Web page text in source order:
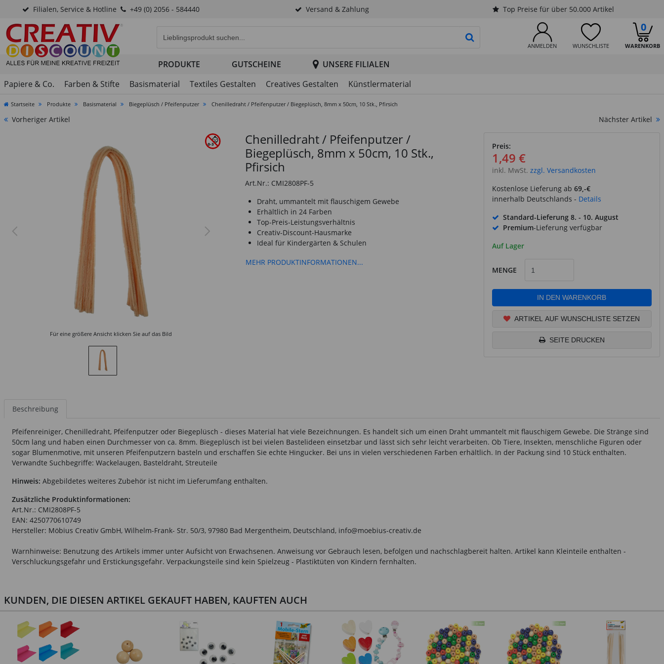
Filialen, Service & Hotline +49 (0) 2056 - 584440 Versand & Zahlung Top Preise für über 50.000 Artikel
ANMELDEN WUNSCHLISTE WARENKORB
0
PRODUKTSUCHE STARTEN
PRODUKTE GUTSCHEINE
UNSERE FILIALEN
Papiere & Co.
Farben & Stifte Basismaterial Textiles Gestalten Creatives Gestalten Künstlermaterial
Startseite Produkte Basismaterial Biegeplüsch / Pfeifenputzer Chenilledraht / Pfeifenputzer / Biegeplüsch, 8mm x 50cm, 10 Stk., Pfirsich
Vorheriger Artikel Nächster Artikel
Für eine größere Ansicht klicken Sie auf das Bild
Chenilledraht / Pfeifenputzer /
Biegeplüsch, 8mm x 50cm, 10 Stk.,
Pfirsich
Art.Nr.: CMI2808PF-5
Draht, ummantelt mit flauschigem Gewebe
Erhältlich in 24 Farben
Top-Preis-Leistungsverhältnis
Creativ-Discount-Hausmarke
Ideal für Kindergärten & Schulen
MEHR PRODUKTINFORMATIONEN...
Preis:
1,49 €
inkl. MwSt. zzgl. Versandkosten
Kostenlose Lieferung ab 69,-€
innerhalb Deutschlands - Details
Standard-Lieferung 8. - 10. August
Premium-Lieferung verfügbar
Auf Lager
MENGE
IN DEN WARENKORB
ARTIKEL AUF WUNSCHLISTE SETZEN
SEITE DRUCKEN
Beschreibung
Pfeifenreiniger, Chenilledraht, Pfeifenputzer oder Biegeplüsch - dieses Material hat viele Bezeichnungen. Es handelt sich um einen Draht ummantelt mit flauschigem Gewebe. Die Stränge sind
50cm lang und haben einen Durchmesser von ca. 8mm. Biegeplüsch ist bei vielen Bastelideen einsetzbar und lässt sich sehr leicht verarbeiten. Ob Tiere, Insekten, menschliche Figuren oder
sogar Blumenmotive, mit unseren Pfeifenputzern basteln und erschaffen Sie echte Hingucker. Bei uns in vielen verschiedenen Farben erhältlich. In der Packung sind 10 Stück enthalten.
Verwandte Suchbegriffe: Wackelaugen, Basteldraht, Streuteile
Hinweis: Abgebildetes weiteres Zubehör ist nicht im Lieferumfang enthalten.
Zusätzliche Produktinformationen:
Art.Nr.: CMI2808PF-5
EAN: 4250770610749
Hersteller: Möbius Creativ GmbH, Wilhelm-Frank- Str. 50/3, 97980 Bad Mergentheim, Deutschland, info@moebius-creativ.de
Warnhinweise: Benutzung des Artikels immer unter Aufsicht von Erwachsenen. Anweisung vor Gebrauch lesen, befolgen und nachschlagbereit halten. Artikel kann Kleinteile enthalten -
Verschluckungsgefahr und Erstickungsgefahr. Verpackungsteile sind kein Spielzeug - Plastiktüten von Kindern fernhalten.
KUNDEN, DIE DIESEN ARTIKEL GEKAUFT HABEN, KAUFTEN AUCH